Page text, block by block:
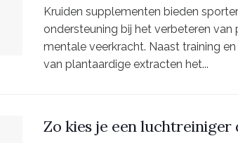
Kruiden supplementen bieden
ondersteuning bij het verbeteren van
mentale veerkracht. Naast training
van plantaardige extracten het...
Zo kies je een